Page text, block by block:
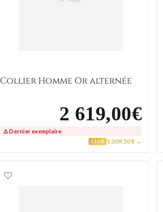
Collier Homme Or alternée
2 619,00€
⚠️ Dernier exemplaire
CLUB 1 309,50 € →